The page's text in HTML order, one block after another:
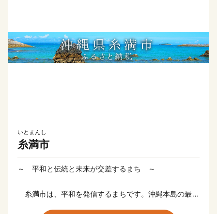
いとまんし
糸満市
～ 平和と伝統と未来が交差するまち ～
糸満市は、平和を発信するまちです。沖縄本島の最南